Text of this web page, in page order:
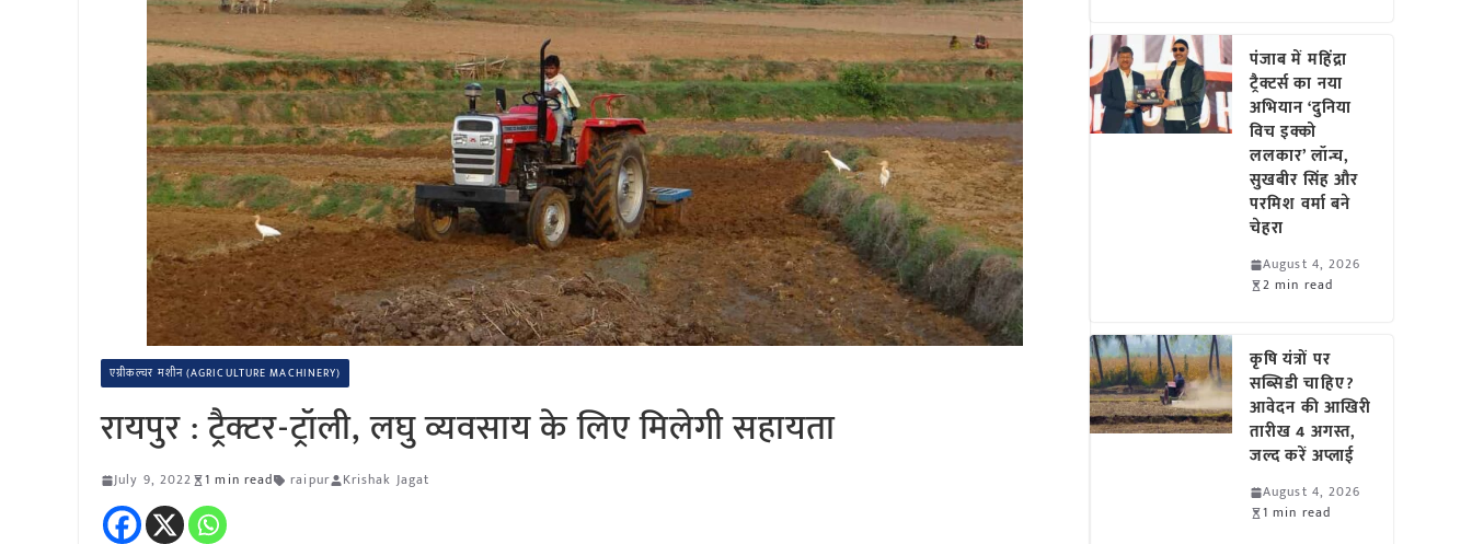
एग्रीकल्चर मशीन (AGRICULTURE MACHINERY)
रायपुर : ट्रैक्टर-ट्रॉली, लघु व्यवसाय के लिए मिलेगी सहायता
July 9, 2022 1 min read raipur Krishak Jagat
पंजाब में महिंद्रा
ट्रैक्टर्स का नया
अभियान ‘दुनिया
विच इक्को
ललकार’ लॉन्च,
सुखबीर सिंह और
परमिश वर्मा बने
चेहरा
August 4, 2026
2 min read
कृषि यंत्रों पर
सब्सिडी चाहिए?
आवेदन की आखिरी
तारीख 4 अगस्त,
जल्द करें अप्लाई
August 4, 2026
1 min read